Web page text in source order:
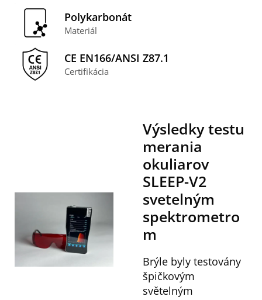
Polykarbonát
Materiál
CE EN166/ANSI Z87.1
Certifikácia
Výsledky testu
merania
okuliarov
SLEEP-V2
svetelným
spektrometro
m
Brýle byly testovány
špičkovým
světelným